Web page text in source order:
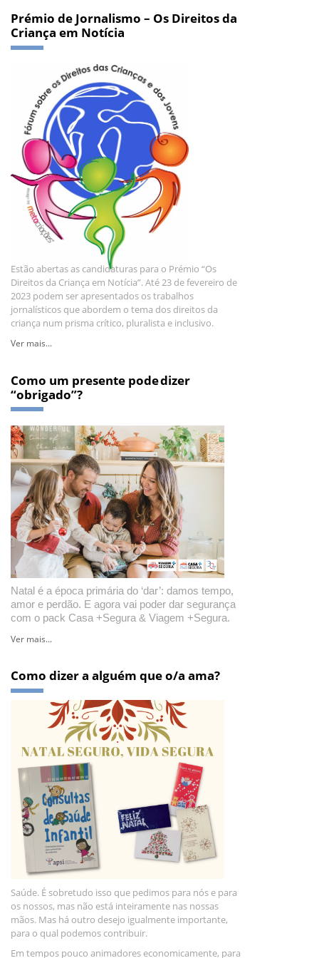
Prémio de Jornalismo – Os Direitos da
Criança em Notícia
Estão abertas as candidaturas para o Prémio “Os
Direitos da Criança em Notícia”. Até 23 de fevereiro de
2023 podem ser apresentados os trabalhos
jornalísticos que abordem o tema dos direitos da
criança num prisma crítico, pluralista e inclusivo.
Ver mais...
Como um presente pode dizer
“obrigado”?
Natal é a época primária do ‘dar’: damos tempo,
amor e perdão. E agora vai poder dar segurança
com o pack Casa +Segura& Viagem +Segura.
Ver mais...
Como dizer a alguém que o/a ama?
Saúde. É sobretudo isso que pedimos para nós e para
os nossos, mas não está inteiramente nas nossas
mãos. Mas há outro desejo igualmente importante,
para o qual podemos contribuir.
Em tempos pouco animadores economicamente, para